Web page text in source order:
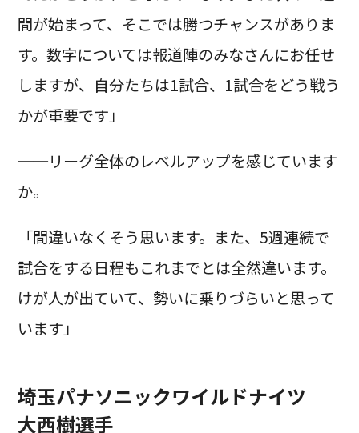
間が始まって、そこでは勝つチャンスがありま
す。数字については報道陣のみなさんにお任せ
しますが、自分たちは1試合、1試合をどう戦う
かが重要です」
──リーグ全体のレベルアップを感じています
か。
「間違いなくそう思います。また、5週連続で
試合をする日程もこれまでとは全然違います。
けが人が出ていて、勢いに乗りづらいと思って
います」
埼玉パナソニックワイルドナイツ
大西樹選手